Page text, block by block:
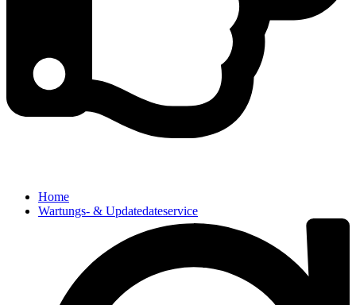
Home
Wartungs- & Updatedateservice